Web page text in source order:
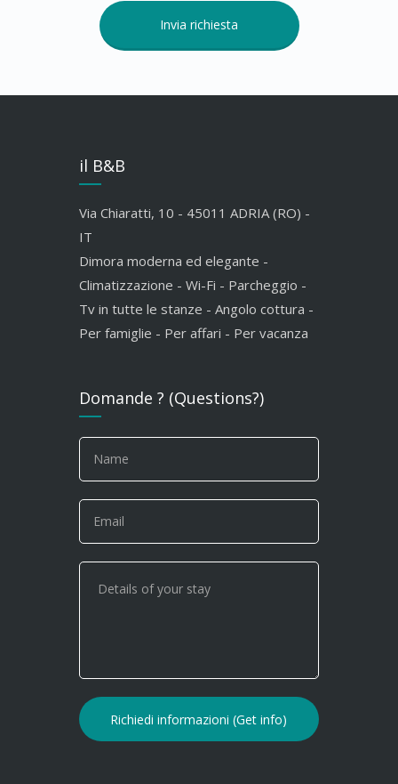
il B&B
Via Chiaratti, 10 - 45011 ADRIA (RO) -
IT
Dimora moderna ed elegante -
Climatizzazione - Wi-Fi - Parcheggio -
Tv in tutte le stanze - Angolo cottura -
Per famiglie - Per affari - Per vacanza
Domande ? (Questions?)